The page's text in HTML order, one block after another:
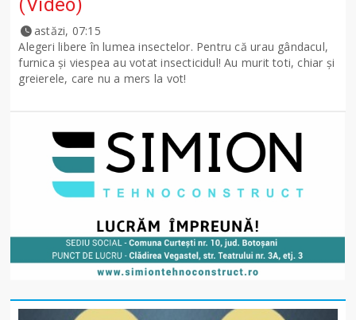
astăzi, 07:15
Alegeri libere în lumea insectelor. Pentru că urau gândacul,
furnica și viespea au votat insecticidul! Au murit toti, chiar și
greierele, care nu a mers la vot!